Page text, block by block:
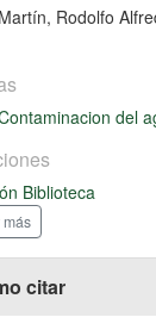
Rodolfo
del
Biblioteca
citar